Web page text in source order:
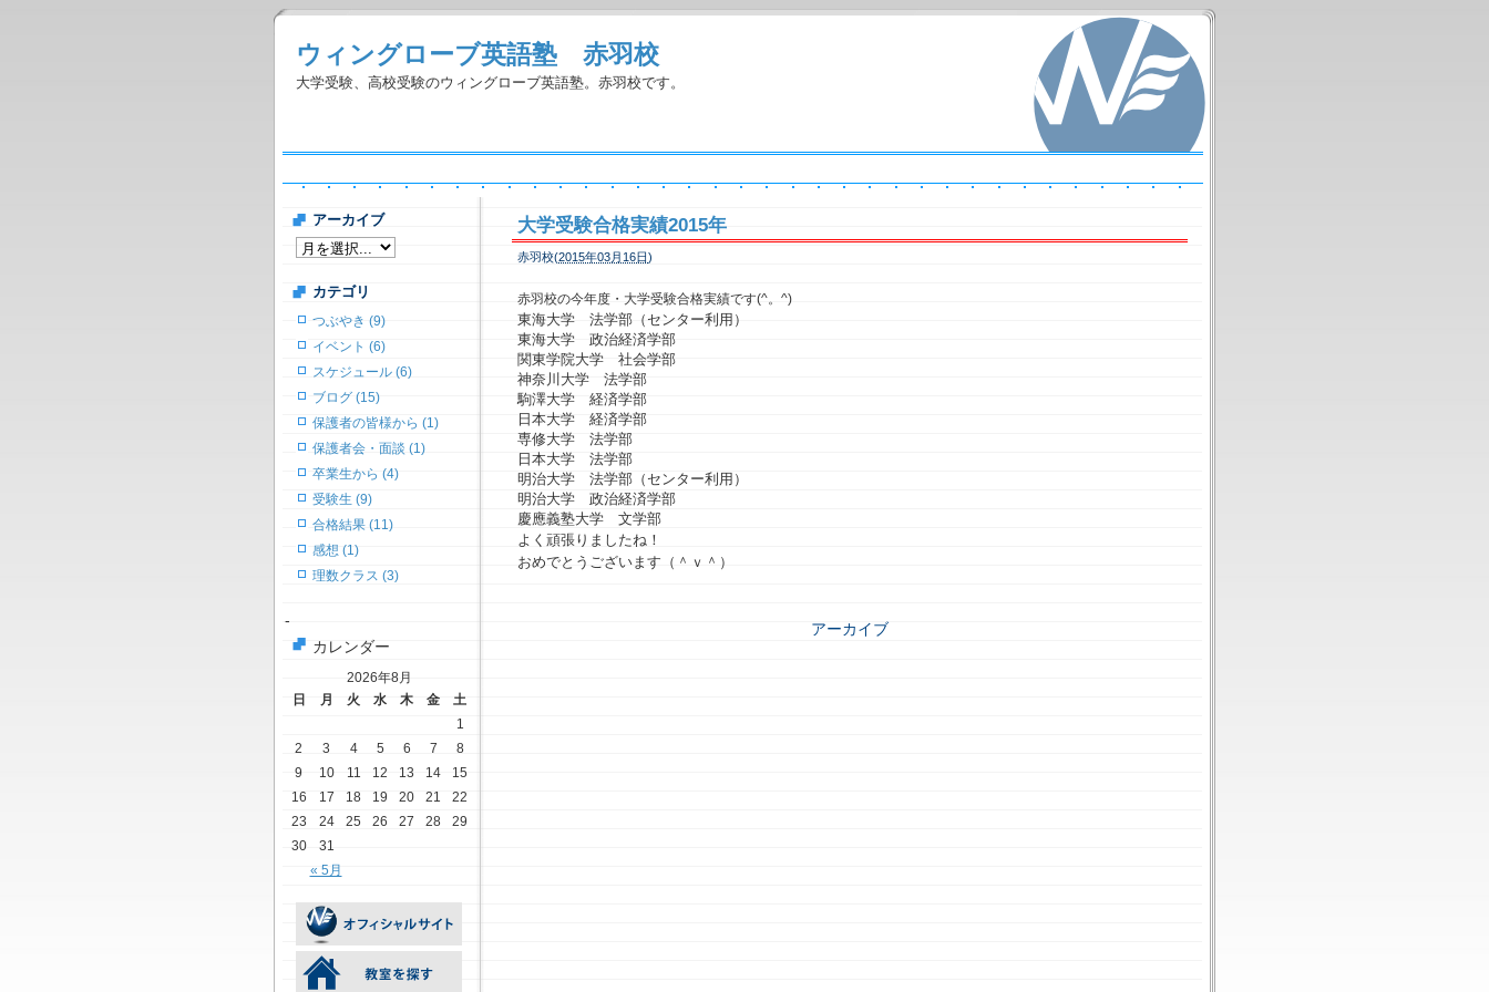
ウィングローブ英語塾 赤羽校
大学受験、高校受験のウィングローブ英語塾。赤羽校です。
大学受験合格実績2015年
赤羽校(2015年03月16日)
赤羽校の今年度・大学受験合格実績です(^。^)
東海大学 法学部（センター利用）
東海大学 政治経済学部
関東学院大学 社会学部
神奈川大学 法学部
駒澤大学 経済学部
日本大学 経済学部
専修大学 法学部
日本大学 法学部
明治大学 法学部（センター利用）
明治大学 政治経済学部
慶應義塾大学 文学部
よく頑張りましたね！
おめでとうございます（＾ｖ＾）
アーカイブ
アーカイブ
カテゴリ
つぶやき (9)
イベント (6)
スケジュール (6)
ブログ (15)
保護者の皆様から (1)
保護者会・面談 (1)
卒業生から (4)
受験生 (9)
合格結果 (11)
感想 (1)
理数クラス (3)
-
カレンダー
2026年8月
日
月 火 水 木 金 土
« 5月
1
2
3 4 5 6 7
8
9
10 11 12 13 14
15
16
17 18 19 20 21
22
23
24 25 26 27 28
29
30
31